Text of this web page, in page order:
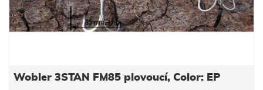
Wobler 3STAN FM85 plovoucí, Color: EP